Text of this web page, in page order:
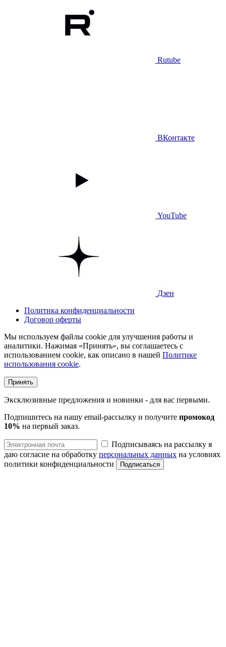
Rutube
ВКонтакте
YouTube
Дзен
Политика конфиденциальности
Договор оферты
Мы используем файлы cookie для улучшения работы и
аналитики. Нажимая «Принять», вы соглашаетесь с
использованием cookie, как описано в нашей Политике
использования cookie.
Принять
Эксклюзивные предложения и новинки - для вас первыми.
Подпишитесь на нашу email-рассылку и получите промокод
10% на первый заказ.
Подписываясь на рассылку я
даю согласие на обработку персональных данных на условиях
политики конфиденциальности
Подписаться